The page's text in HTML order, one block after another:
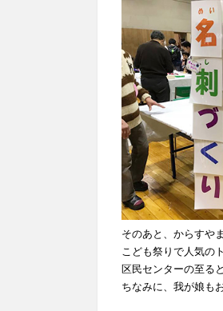
そのあと、からすや
こども祭りで人気の
区民センターの至る
ちなみに、我が娘も